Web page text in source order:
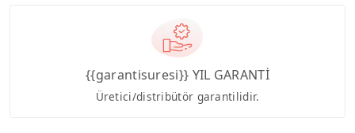
{{garantisuresi}} YIL GARANTİ
Üretici/distribütör garantilidir.